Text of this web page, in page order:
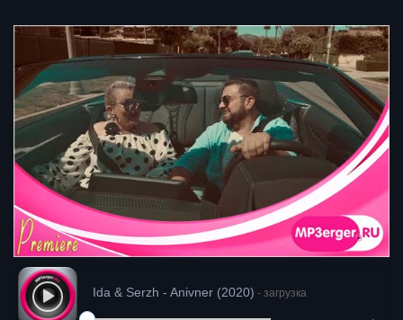
Ida & Serzh - Anivner (2020) - загрузка